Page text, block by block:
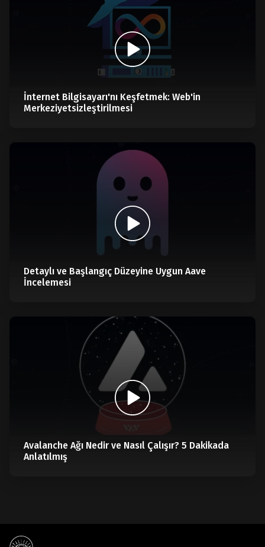
İnternet Bilgisayarı'nı Keşfetmek: Web'in
Merkeziyetsizleştirilmesi
Detaylı ve Başlangıç Düzeyine Uygun Aave
İncelemesi
Avalanche Ağı Nedir ve Nasıl Çalışır? 5 Dakikada
Anlatılmış